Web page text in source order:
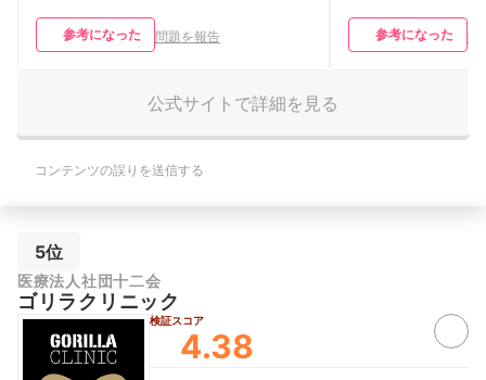
日や夕方以降の時間帯は予約が取りにく
いことがありました。仕事の予定に合わ
した。また、足の脱毛は施術範囲が広い
ため、来院前の自己処理に時間がかかる
点も少し負担でした。混雑している日は
裕を持って行く必要があると思いまし
参考になった 問題を報告
なか予約が取りづ
た。都会であるた
するにあたっては
参考になった
公式サイトで詳細を見る
コンテンツの誤りを送信する
5位
医療法人社団十二会
ゴリラクリニック
検証スコア
4.38